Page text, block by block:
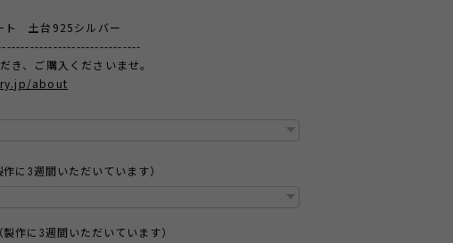
土台925シルバー
き、ご購入くださいませ。
about
に3週間いただいています）
作に3週間いただいています）